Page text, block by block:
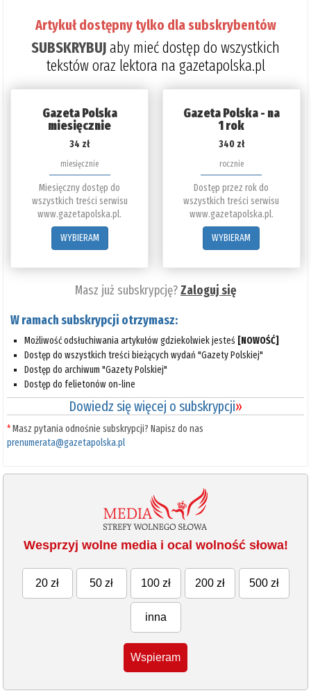
Artykuł dostępny tylko dla subskrybentów
SUBSKRYBUJaby mieć dostęp do wszystkich
tekstów oraz lektora na gazetapolska.pl
Gazeta Polska
miesięcznie
34 zł
miesięcznie
Miesięczny dostęp do
wszystkich treści serwisu
www.gazetapolska.pl.
WYBIERAM
Gazeta Polska - na
1 rok
340 zł
rocznie
Dostęp przez rok do
wszystkich treści serwisu
www.gazetapolska.pl.
WYBIERAM
Masz już subskrypcję?Zaloguj się
W ramach subskrypcji otrzymasz:
Możliwość odsłuchiwania artykułów gdziekolwiek jesteś [NOWOŚĆ]
Dostęp do wszystkich treści bieżących wydań "Gazety Polskiej"
Dostęp do archiwum "Gazety Polskiej"
Dostęp do felietonów on-line
Dowiedz się więcej o subskrypcji»
*Masz pytania odnośnie subskrypcji? Napisz do nas
prenumerata@gazetapolska.pl
Wesprzyj wolne media i ocal wolność słowa!
20 zł 50 zł 100 zł 200 zł 500 zł
inna
Wspieram